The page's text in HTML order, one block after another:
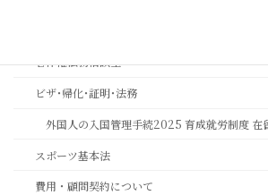
著作権法務相談室
ビザ･帰化･証明･法務
外国人の入国管理手続2025 育成就労制度 在
スポーツ基本法
費用・顧問契約について